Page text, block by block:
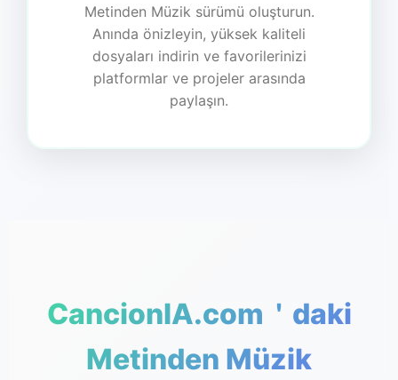
Metinden Müzik sürümü oluşturun.
Anında önizleyin, yüksek kaliteli
dosyaları indirin ve favorilerinizi
platformlar ve projeler arasında
paylaşın.
CancionIA.com＇daki
Metinden Müzik